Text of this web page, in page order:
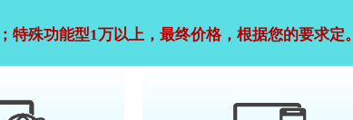
殊功能型1万以上，最终价格，根据您的要求定。